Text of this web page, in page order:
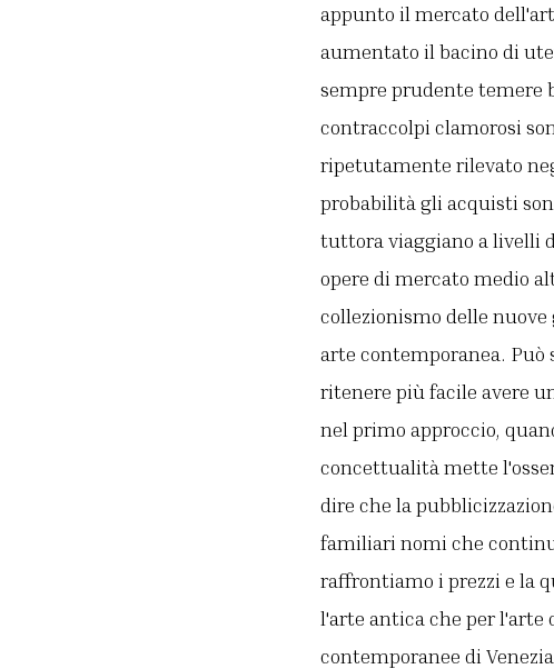
appunto il mercato
aumentato il bacino di
sempre prudente temere
contraccolpi clamorosi
ripetutamente rilevato
probabilità gli acquisti
tuttora viaggiano a livelli
opere di mercato medio
collezionismo delle
arte contemporanea. Può
ritenere più facile avere
nel primo approccio,
concettualità mette
dire che la
familiari nomi che
raffrontiamo i prezzi e la
l'arte antica che per l'arte
contemporanee di